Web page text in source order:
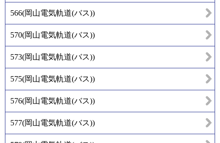
566(岡山電気軌道(バス))
570(岡山電気軌道(バス))
573(岡山電気軌道(バス))
575(岡山電気軌道(バス))
576(岡山電気軌道(バス))
577(岡山電気軌道(バス))